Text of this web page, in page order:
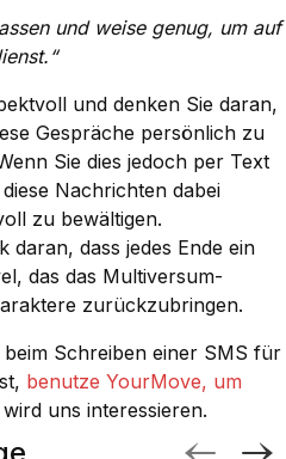
und weise genug, um auf
und denken Sie daran,
Gespräche persönlich zu
Sie dies jedoch per Text
Nachrichten dabei
zu bewältigen.
daran, dass jedes Ende ein
das das Multiversum-
zurückzubringen.
Schreiben einer SMS für
benutze YourMove, um
wird uns interessieren.